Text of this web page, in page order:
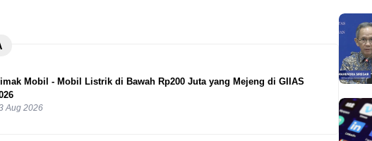
Mobil - Mobil Listrik di Bawah Rp200 Juta yang Mejeng di GIIAS
Aug 2026